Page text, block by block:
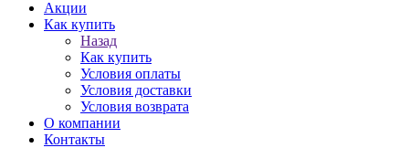
Акции
Как купить
Назад
Как купить
Условия оплаты
Условия доставки
Условия возврата
О компании
Контакты